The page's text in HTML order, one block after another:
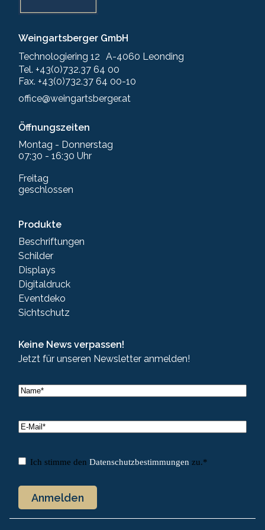
Weingartsberger GmbH
Technologiering 12 A-4060 Leonding
Tel. +43(0)732.37 64 00
Fax. +43(0)732.37 64 00-10
office@weingartsberger.at
Öffnungszeiten
Montag - Donnerstag
07:30 - 16:30 Uhr
Freitag
geschlossen
Produkte
Beschriftungen
Schilder
Displays
Digitaldruck
Eventdeko
Sichtschutz
Keine News verpassen!
Jetzt für unseren Newsletter anmelden!
Name*
E-
Mail*
Einwilligung*
Ich stimme den Datenschutzbestimmungen zu.*